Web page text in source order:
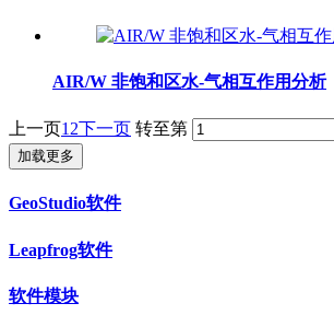
AIR/W 非饱和区水-气相互作用分析
上一页1 2下一页 转至第
加载更多
GeoStudio软件
Leapfrog软件
软件模块